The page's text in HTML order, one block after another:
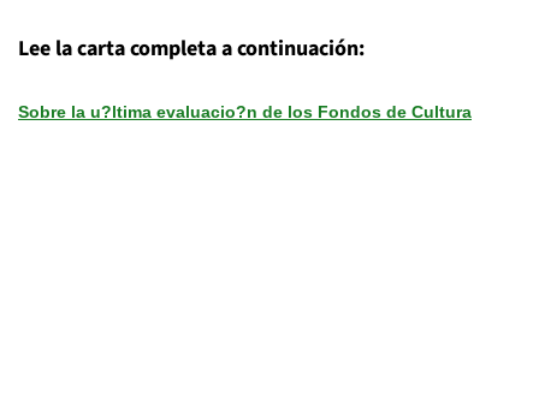
Lee la carta completa a continuación:
Sobre la u?ltima evaluacio?n de los Fondos de Cultura